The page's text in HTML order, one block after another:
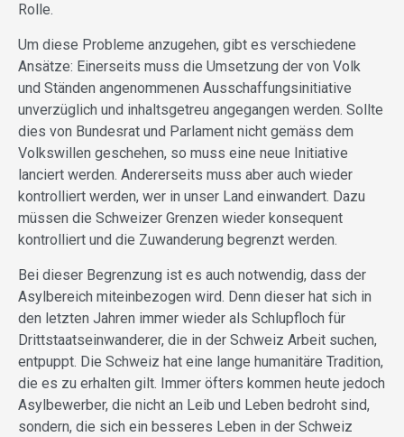
Rolle.
Um diese Probleme anzugehen, gibt es verschiedene
Ansätze: Einerseits muss die Umsetzung der von Volk
und Ständen angenommenen Ausschaffungsinitiative
unverzüglich und inhaltsgetreu angegangen werden. Sollte
dies von Bundesrat und Parlament nicht gemäss dem
Volkswillen geschehen, so muss eine neue Initiative
lanciert werden. Andererseits muss aber auch wieder
kontrolliert werden, wer in unser Land einwandert. Dazu
müssen die Schweizer Grenzen wieder konsequent
kontrolliert und die Zuwanderung begrenzt werden.
Bei dieser Begrenzung ist es auch notwendig, dass der
Asylbereich miteinbezogen wird. Denn dieser hat sich in
den letzten Jahren immer wieder als Schlupfloch für
Drittstaatseinwanderer, die in der Schweiz Arbeit suchen,
entpuppt. Die Schweiz hat eine lange humanitäre Tradition,
die es zu erhalten gilt. Immer öfters kommen heute jedoch
Asylbewerber, die nicht an Leib und Leben bedroht sind,
sondern, die sich ein besseres Leben in der Schweiz